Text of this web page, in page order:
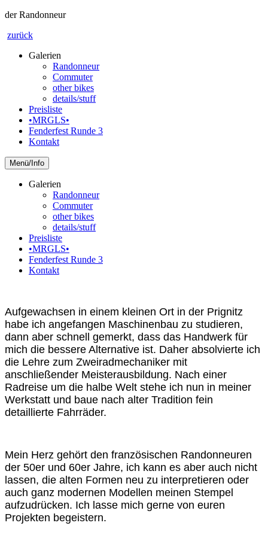
der Randonneur
zurück
Galerien
Randonneur
Commuter
other bikes
details/stuff
Preisliste
•MRGLS•
Fenderfest Runde 3
Kontakt
Info
Galerien
Randonneur
Commuter
other bikes
details/stuff
Preisliste
•MRGLS•
Fenderfest Runde 3
Kontakt
Aufgewachsen in einem kleinen Ort in der Prignitz
habe ich angefangen Maschinenbau zu studieren,
dann aber schnell gemerkt, dass das Handwerk für
mich die bessere Alternative ist. Daher absolvierte ich
die Lehre zum Zweiradmechaniker mit
anschließender Meisterausbildung. Nach einer
Radreise um die halbe Welt stehe ich nun in meiner
Werkstatt und baue nach alter Tradition fein
detaillierte Fahrräder.
Mein Herz gehört den französischen Randonneuren
der 50er und 60er Jahre, ich kann es aber auch nicht
lassen, die alten Formen neu zu interpretieren oder
auch ganz modernen Modellen meinen Stempel
aufzudrücken. Ich lasse mich gerne von euren
Projekten begeistern.